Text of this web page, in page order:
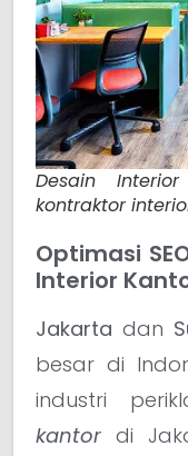
Desain
kontraktor
Optimasi
Interior
Jakarta dan
besar di
industri
kantor di